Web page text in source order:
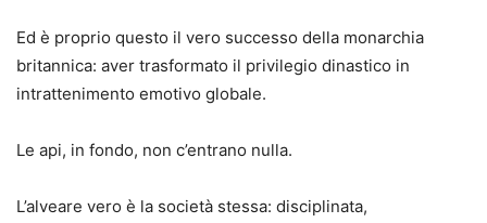
Ed è proprio questo il vero successo della monarchia
britannica: aver trasformato il privilegio dinastico in
intrattenimento emotivo globale.
Le api, in fondo, non c’entrano nulla.
L’alveare vero è la società stessa: disciplinata,